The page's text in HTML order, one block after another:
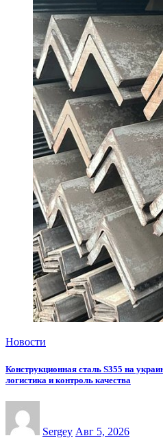
Новости
Конструкционная сталь S355 на
логистика и контроль качества
Sergey Авг 5, 2026